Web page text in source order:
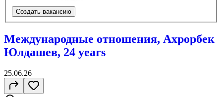
Создать вакансию
Международные отношения, Ахрорбек
Юлдашев, 24 years
25.06.26